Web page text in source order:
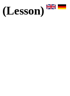
(Lesson)